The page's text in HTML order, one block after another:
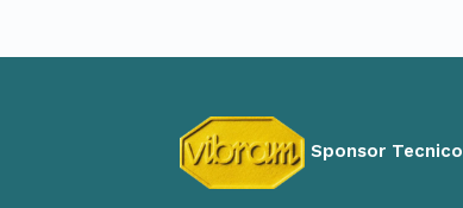
Sponsor Tecnico